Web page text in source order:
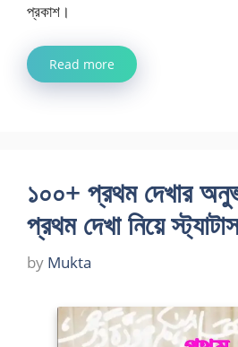
প্রকাশ।
Read more
১০০+ প্রথম দেখার
প্রথম দেখা নিয়ে স্ট্যাটাস
by Mukta